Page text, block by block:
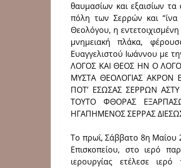
θαυμασίων και εξαισίων
πόλη των Σερρών και
Θεολόγου, η
μνημειακή πλάκα,
Ευαγγελιστού Ιωάννου με
ΛΟΓΟΣ ΚΑΙ ΘΕΟΣ ΗΝ Ο
ΜΥΣΤΑ ΘΕΟΛΟΓΙΑΣ ΑΚΡΟΝ
ΠΟΤ’ ΕΣΩΣΑΣ ΣΕΡΡΩΝ
ΤΟΥΤΟ ΦΘΟΡΑΣ
ΗΓΑΠΗΜΕΝΟΣ ΣΕΡΡΑΣ
Το πρωΐ, Σάββατο 8η Μαΐου
Επισκοπείου, στο ιερό
ιερουργίας ετέλεσε